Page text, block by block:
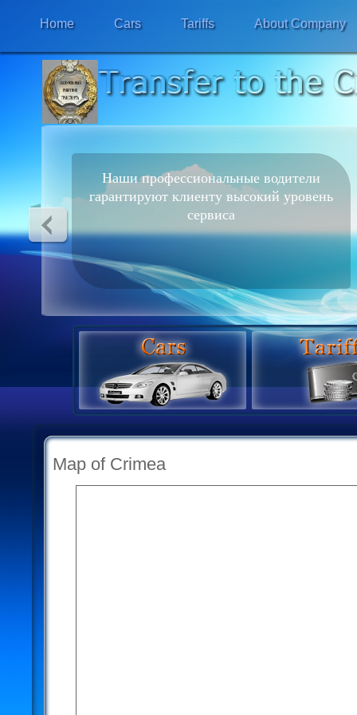
Home Cars Tariffs About Company
Наши профессиональные водители
гарантируют клиенту высокий уровень
сервиса
Map of Crimea